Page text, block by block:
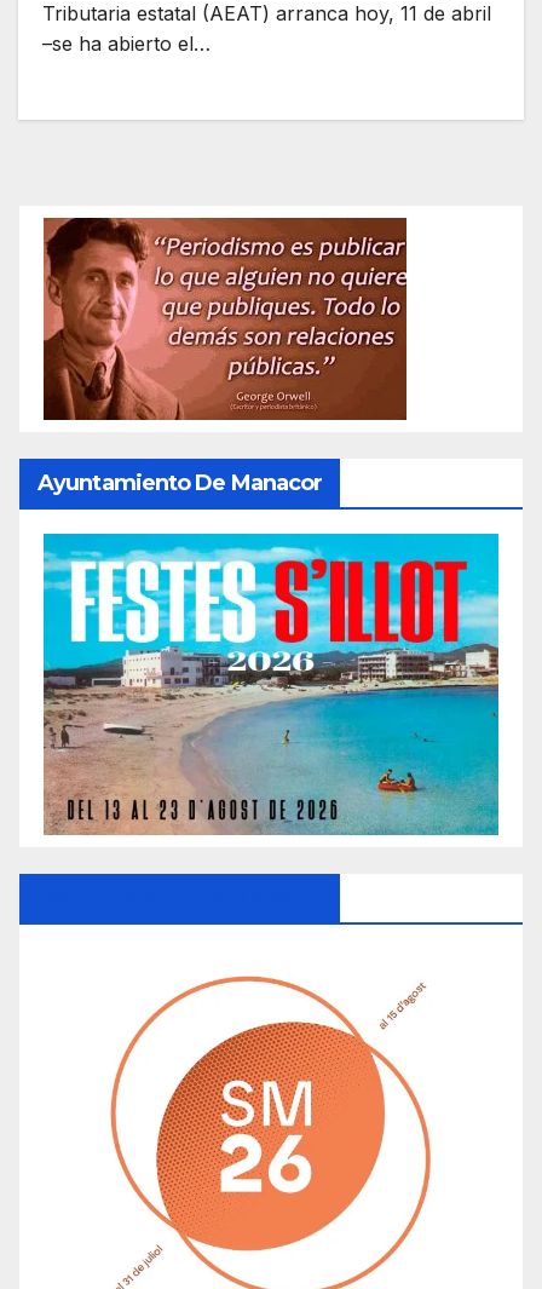
Tributaria estatal (AEAT) arranca hoy, 11 de abril
–se ha abierto el…
Ayuntamiento De Manacor